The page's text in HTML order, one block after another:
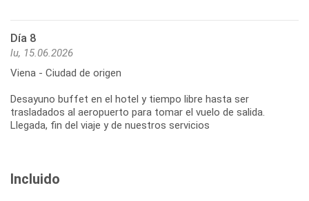
Día 8
lu, 15.06.2026
Viena - Ciudad de origen
Desayuno buffet en el hotel y tiempo libre hasta ser
trasladados al aeropuerto para tomar el vuelo de salida.
Llegada, fin del viaje y de nuestros servicios
Incluido